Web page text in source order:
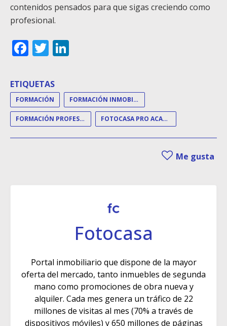
contenidos pensados para que sigas creciendo como
profesional.
Facebook
Twitter
ETIQUETAS
FORMACIÓN FORMACIÓN INMOBILIARIA
FORMACIÓN PROFESIONALES FOTOCASA PRO ACADEMY
Me gusta
Fotocasa
Portal inmobiliario que dispone de la mayor
oferta del mercado, tanto inmuebles de segunda
mano como promociones de obra nueva y
alquiler. Cada mes genera un tráfico de 22
millones de visitas al mes (70% a través de
dispositivos móviles) y 650 millones de páginas